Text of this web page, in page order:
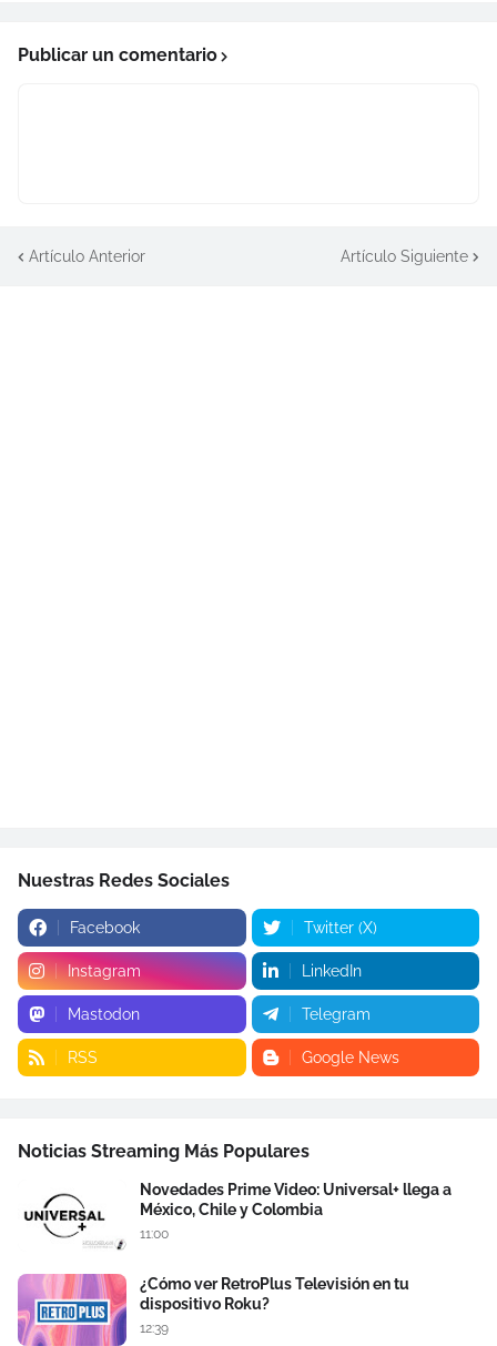
Publicar un comentario
Artículo Anterior Artículo Siguiente
Nuestras Redes Sociales
Facebook Twitter (X)
Instagram LinkedIn
Mastodon Telegram
RSS Google News
Noticias Streaming Más Populares
Novedades Prime Video: Universal+ llega a
México, Chile y Colombia
11:00
¿Cómo ver RetroPlus Televisión en tu
dispositivo Roku?
12:39